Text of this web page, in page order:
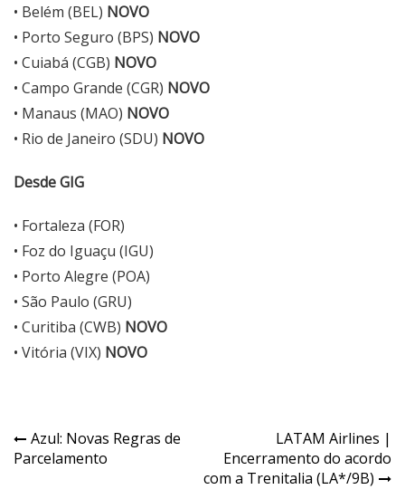
• Belém (BEL) NOVO
• Porto Seguro (BPS) NOVO
• Cuiabá (CGB) NOVO
• Campo Grande (CGR) NOVO
• Manaus (MAO) NOVO
• Rio de Janeiro (SDU) NOVO
Desde GIG
• Fortaleza (FOR)
• Foz do Iguaçu (IGU)
• Porto Alegre (POA)
• São Paulo (GRU)
• Curitiba (CWB) NOVO
• Vitória (VIX) NOVO
Azul: Novas Regras de
Parcelamento
LATAM Airlines |
Encerramento do acordo
com a Trenitalia (LA*/9B)